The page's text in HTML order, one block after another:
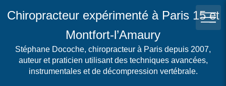
Chiropracteur expérimenté à Paris 15 et
Montfort-l’Amaury
Stéphane Docoche, chiropracteur à Paris depuis 2007,
auteur et praticien utilisant des techniques avancées,
instrumentales et de décompression vertébrale.